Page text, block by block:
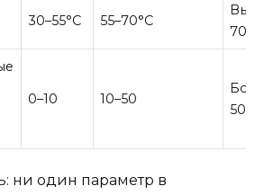
30–55°C 55–70°C
70°C
0–10 10–50
50
ни один параметр в